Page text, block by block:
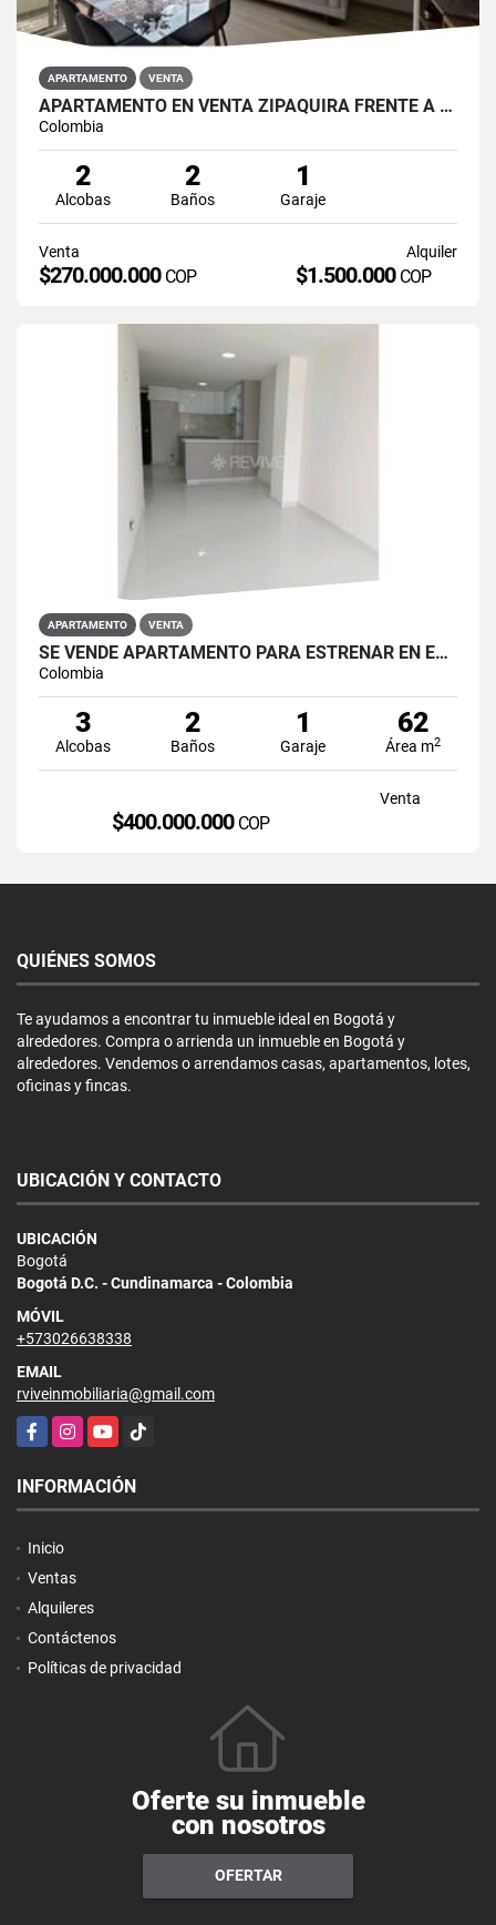
APARTAMENTO VENTA
APARTAMENTO EN VENTA ZIPAQUIRÁ FRENTE A LA UNIMINUTO
Colombia
2
Alcobas
2
Baños
1
Garaje
Venta
$270.000.000 COP
Alquiler
$1.500.000 COP
APARTAMENTO VENTA
SE VENDE APARTAMENTO PARA ESTRENAR EN EL BARRIO RESTREPO
Colombia
3
Alcobas
2
Baños
1
Garaje
62
Área m2
Venta
$400.000.000 COP
QUIÉNES SOMOS
Te ayudamos a encontrar tu inmueble ideal en Bogotá y
alrededores. Compra o arrienda un inmueble en Bogotá y
alrededores. Vendemos o arrendamos casas, apartamentos, lotes,
oficinas y fincas.
UBICACIÓN Y CONTACTO
UBICACIÓN
Bogotá
Bogotá D.C. - Cundinamarca - Colombia
MÓVIL
+573026638338
EMAIL
rviveinmobiliaria@gmail.com
FacebookInstagramYouTubeTikTok
INFORMACIÓN
Inicio
Ventas
Alquileres
Contáctenos
Políticas de privacidad
Oferte su inmueble
con nosotros
OFERTAR